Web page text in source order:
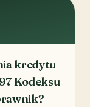
kredytu
Kodeksu